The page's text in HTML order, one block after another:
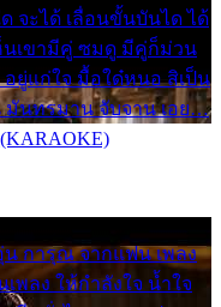
จะได้ เลื่อนขั้นบันได ได้
นเขามีคู่ ซมดู มีคู่ก็ม่วน
ยู่แก่ใจ มื้อใด๋หนอ สิเป็น
มันทรมาน จับจาน เอย…
การุณ จากแฟน เพลง
พลง ให้กำลังใจ น้ำใจ